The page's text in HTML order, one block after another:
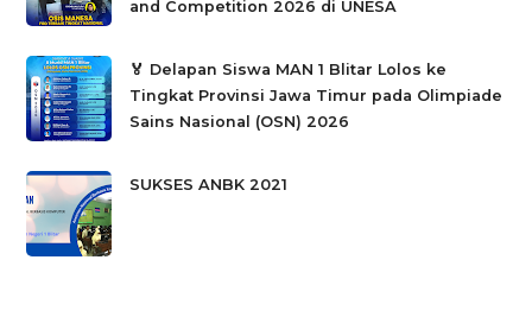
and Competition 2026 di UNESA
🏅 Delapan Siswa MAN 1 Blitar Lolos ke
Tingkat Provinsi Jawa Timur pada Olimpiade
Sains Nasional (OSN) 2026
SUKSES ANBK 2021